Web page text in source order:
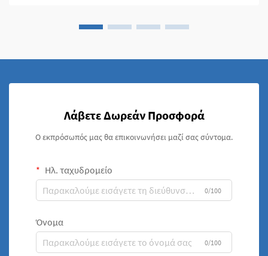
Λάβετε Δωρεάν Προσφορά
Ο εκπρόσωπός μας θα επικοινωνήσει μαζί σας σύντομα.
Ηλ. ταχυδρομείο
0/100
Όνομα
0/100